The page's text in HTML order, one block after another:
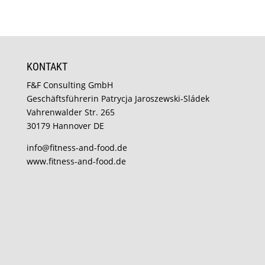
KONTAKT
F&F Consulting GmbH
Geschäftsführerin Patrycja Jaroszewski-Sládek
Vahrenwalder Str. 265
30179 Hannover DE
info@fitness-and-food.de
www.fitness-and-food.de